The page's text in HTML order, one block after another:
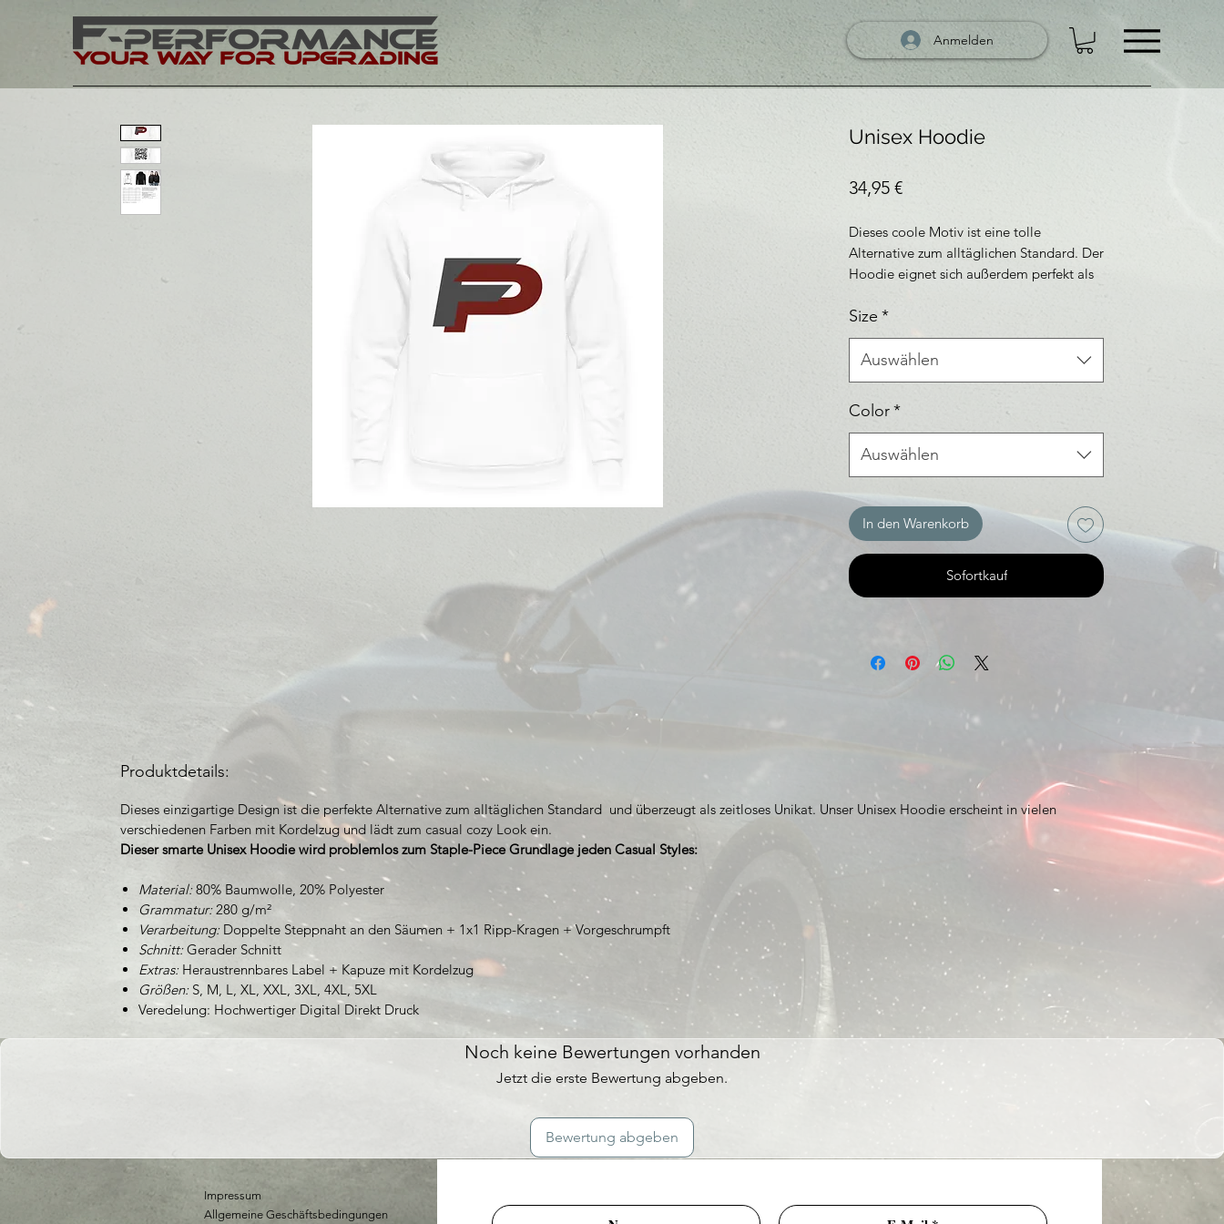
Anmelden
Unisex Hoodie
34,95 €Preis
Dieses coole Motiv ist eine tolle
Alternative zum alltäglichen Standard. Der
Hoodie eignet sich außerdem perfekt als
höchstem Niveau. Einheitliche Farben in
allen Männer-, Frauen- und Kindergrößen.
Strapazierfähige Stoffqualität: 280g/m²
Material: 80% Baumwolle 20% Polyester.
Size *
Auswählen
Color*
Auswählen
In den Warenkorb
Sofortkauf
Produktdetails:
Dieses einzigartige Design ist die perfekte Alternative zum alltäglichen Standard und überzeugt als zeitloses Unikat. Unser Unisex Hoodie erscheint in vielen
verschiedenen Farben mit Kordelzug und lädt zum casual cozy Look ein.
Dieser smarte Unisex Hoodie wird problemlos zum Staple-Piece Grundlage jeden Casual Styles:
Material: 80% Baumwolle, 20% Polyester
Grammatur:280 g/m²
Verarbeitung:Doppelte Steppnaht an den Säumen + 1x1 Ripp-Kragen + Vorgeschrumpft
Schnitt: Gerader Schnitt
Extras:Heraustrennbares Label + Kapuze mit Kordelzug
Größen:S, M, L, XL, XXL, 3XL, 4XL, 5XL
Veredelung: Hochwertiger Digital Direkt Druck
Noch keine Bewertungen vorhanden
Jetzt die erste Bewertung abgeben.
Bewertung abgeben
Impressum
Allgemeine Geschäftsbedingungen